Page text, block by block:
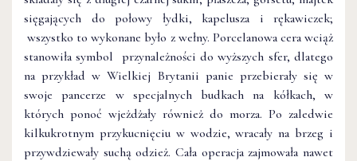
sięgających do połowy łydki, kapelusza i rękawiczek;
wszystko to wykonane było z wełny. Porcelanowa cera wciąż
stanowiła symbol przynależności do wyższych sfer, dlatego
na przykład w Wielkiej Brytanii panie przebierały się w
swoje pancerze w specjalnych budkach na kółkach, w
których ponoć wjeżdżały również do morza. Po zaledwie
kilkukrotnym przykucnięciu w wodzie, wracały na brzeg i
przywdziewały suchą odzież. Cała operacja zajmowała nawet